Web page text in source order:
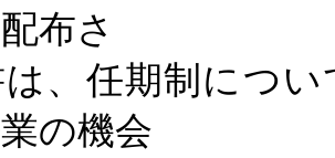
布さ
、任期制につ
の機会